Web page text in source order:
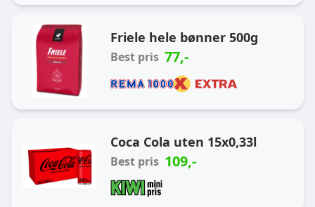
Friele hele bønner 500g
Best pris 77,-
Coca Cola uten 15x0,33l
Best pris 109,-